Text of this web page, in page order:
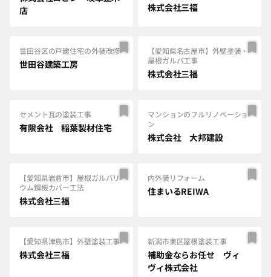
店
株式会社三福
世田谷区の戸建住宅の外装改修
世田谷建築工房
【愛知県名古屋市】外壁塗装・
屋根ガルバ工事
株式会社三福
セメント瓦の塗装工事
有限会社 稲葉製材住宅
マンションのフルリノベーショ
ン
株式会社 大邦建設
【愛知県岩倉市】屋根ガルバリ
ウム鋼板カバー工法
株式会社三福
内外装リフォーム
住まいるREIWA
【愛知県津島市】外壁塗装工事
株式会社三福
新潟市東区屋根塗装工事
補助金ならお任せ ヴィ
ヴィ株式会社